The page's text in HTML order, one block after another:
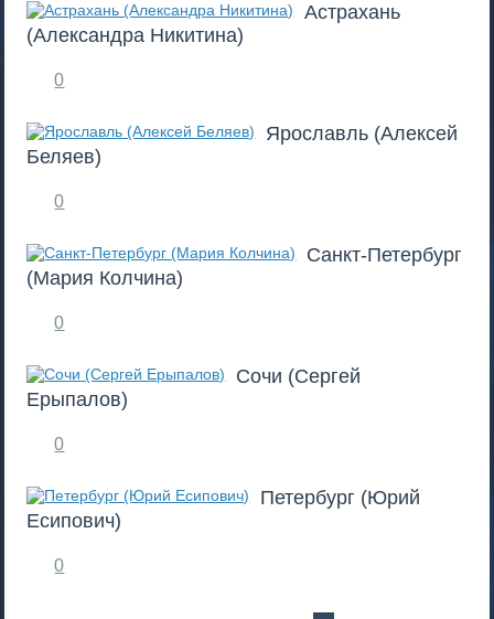
Астрахань
(Александра Никитина)
0
Ярославль (Алексей
Беляев)
0
Санкт-Петербург
(Мария Колчина)
0
Сочи (Сергей
Ерыпалов)
0
Петербург (Юрий
Есипович)
0